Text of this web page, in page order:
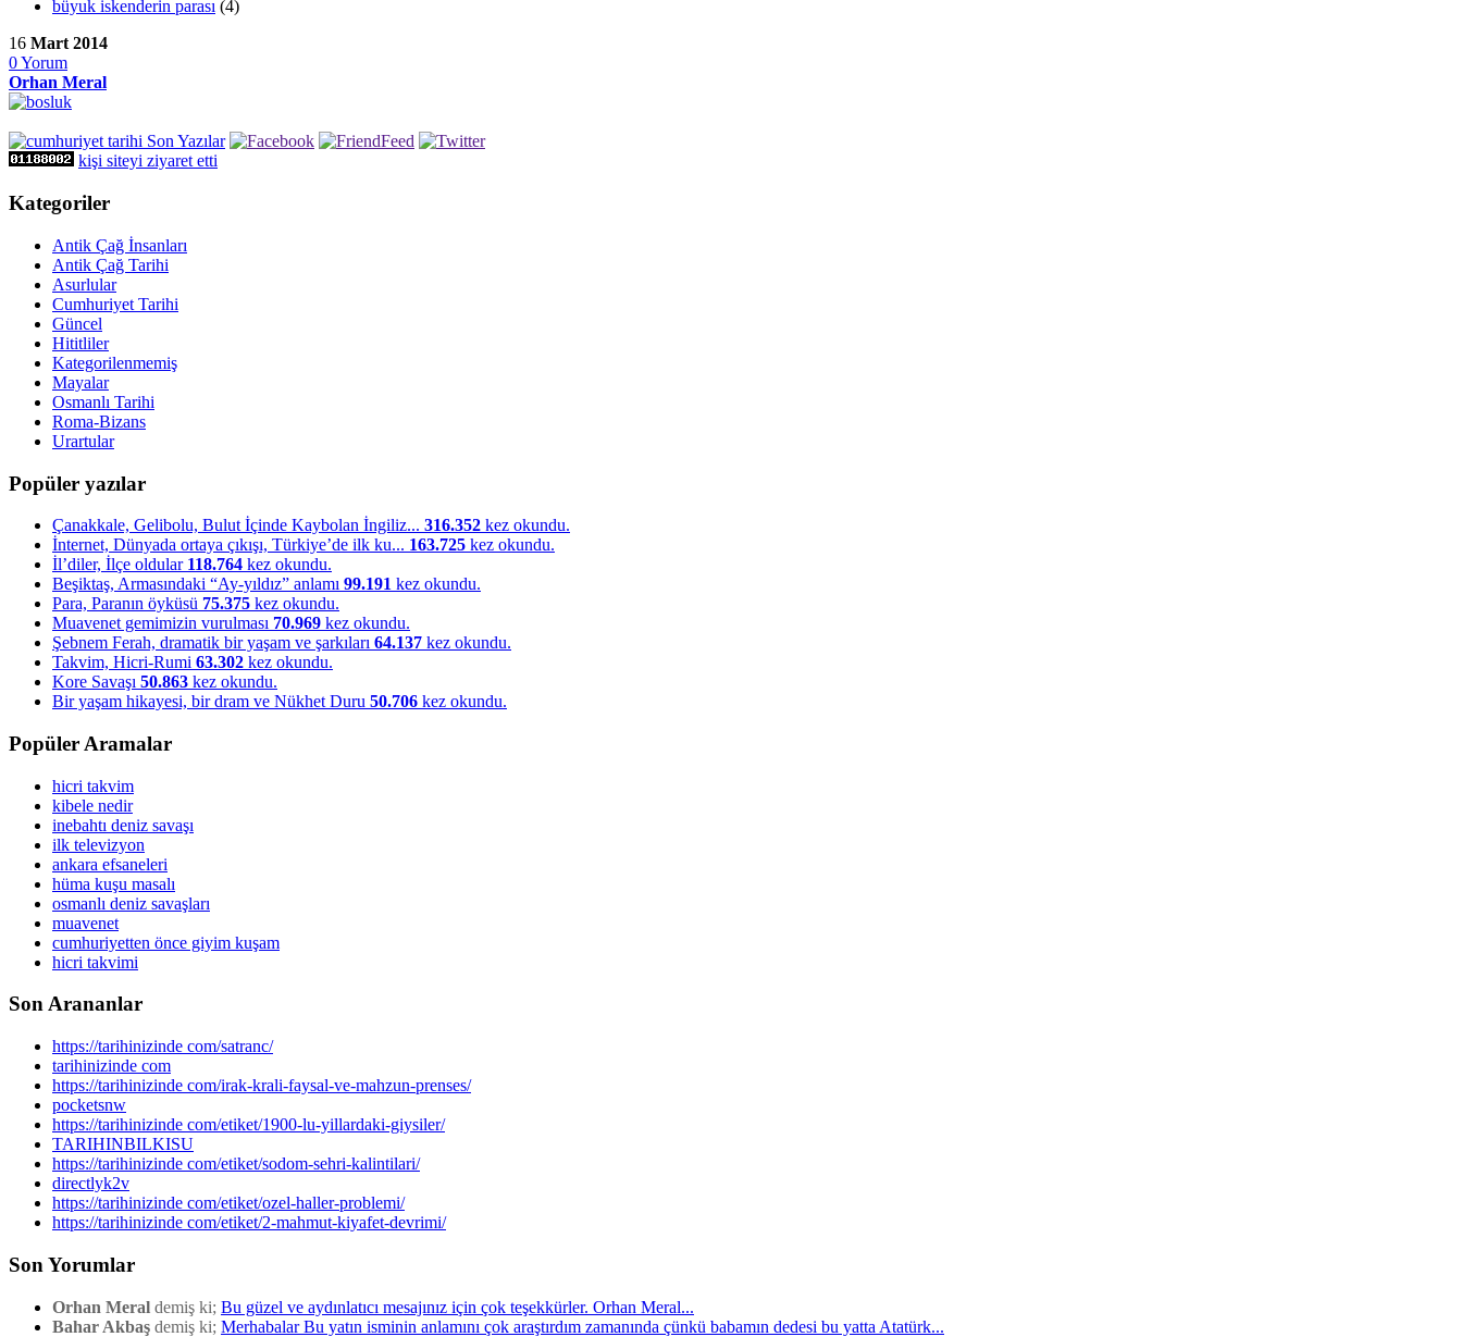
büyuk iskenderin parası (4)
16 Mart 2014
0Yorum
Orhan Meral
kişi siteyi ziyaret etti
Kategoriler
Antik Çağ İnsanları
Antik Çağ Tarihi
Asurlular
Cumhuriyet Tarihi
Güncel
Hititliler
Kategorilenmemiş
Mayalar
Osmanlı Tarihi
Roma-Bizans
Urartular
Popüler yazılar
Çanakkale, Gelibolu, Bulut İçinde Kaybolan İngiliz... 316.352 kez okundu.
İnternet, Dünyada ortaya çıkışı, Türkiye’de ilk ku... 163.725 kez okundu.
İl’diler, İlçe oldular 118.764 kez okundu.
Beşiktaş, Armasındaki “Ay-yıldız” anlamı 99.191 kez okundu.
Para, Paranın öyküsü 75.375 kez okundu.
Muavenet gemimizin vurulması 70.969 kez okundu.
Şebnem Ferah, dramatik bir yaşam ve şarkıları 64.137 kez okundu.
Takvim, Hicri-Rumi 63.302 kez okundu.
Kore Savaşı 50.863 kez okundu.
Bir yaşam hikayesi, bir dram ve Nükhet Duru 50.706 kez okundu.
Popüler Aramalar
hicri takvim
kibele nedir
inebahtı deniz savaşı
ilk televizyon
ankara efsaneleri
hüma kuşu masalı
osmanlı deniz savaşları
muavenet
cumhuriyetten önce giyim kuşam
hicri takvimi
Son Arananlar
https://tarihinizinde com/satranc/
tarihinizinde com
https://tarihinizinde com/irak-krali-faysal-ve-mahzun-prenses/
pocketsnw
https://tarihinizinde com/etiket/1900-lu-yillardaki-giysiler/
TARIHINBILKISU
https://tarihinizinde com/etiket/sodom-sehri-kalintilari/
directlyk2v
https://tarihinizinde com/etiket/ozel-haller-problemi/
https://tarihinizinde com/etiket/2-mahmut-kiyafet-devrimi/
Son Yorumlar
Orhan Meral demiş ki; Bu güzel ve aydınlatıcı mesajınız için çok teşekkürler. Orhan Meral...
Bahar Akbaş demiş ki; Merhabalar Bu yatın isminin anlamını çok araştırdım zamanında çünkü babamın dedesi bu yatta Atatürk...